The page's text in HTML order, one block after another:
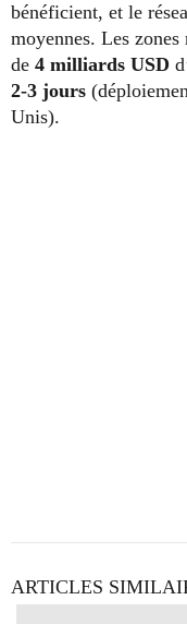
bénéficient, et le
moyennes. Les
de 4 milliards USD
2-3 jours
Unis).
ARTICLES